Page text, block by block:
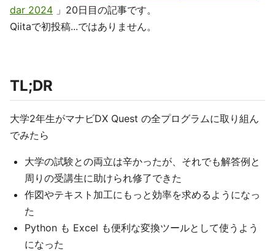
dar 2024 」20日目の記事です。
Qiitaで初投稿...ではありません。
TL;DR
大学2年生がマナビDX Quest の全プログラムに取り組ん
でみたら
大学の試験との両立は辛かったが、それでも解答例と
周りの受講生に助けられ修了できた
作図やテキスト加工にもっと効率を求めるようになっ
た
Python も Excel も便利な変換ツールとして使うよう
になった